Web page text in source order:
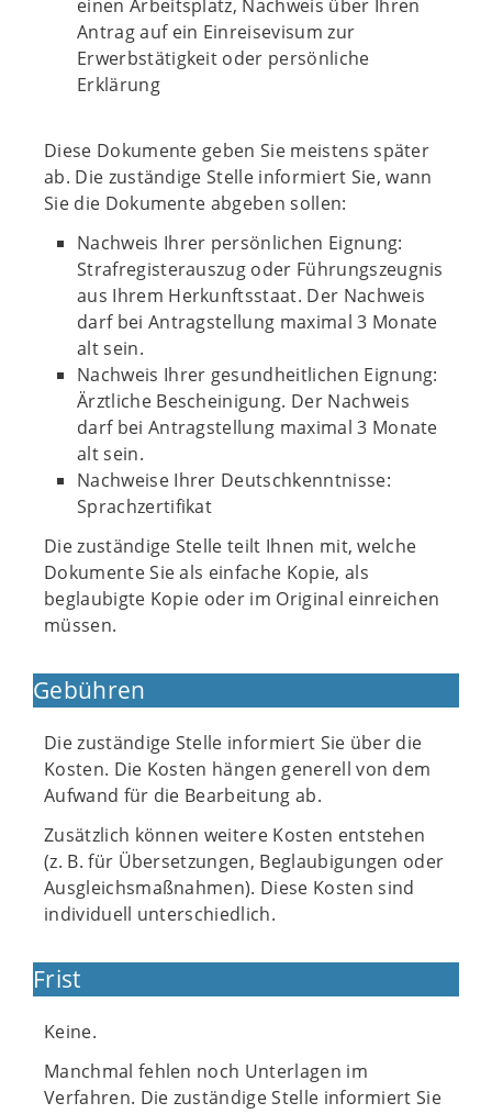
einen Arbeitsplatz, Nachweis über Ihren
Antrag auf ein Einreisevisum zur
Erwerbstätigkeit oder persönliche
Erklärung
Diese Dokumente geben Sie meistens später
ab. Die zuständige Stelle informiert Sie, wann
Sie die Dokumente abgeben sollen:
Nachweis Ihrer persönlichen Eignung:
Strafregisterauszug oder Führungszeugnis
aus Ihrem Herkunftsstaat. Der Nachweis
darf bei Antragstellung maximal 3 Monate
alt sein.
Nachweis Ihrer gesundheitlichen Eignung:
Ärztliche Bescheinigung. Der Nachweis
darf bei Antragstellung maximal 3 Monate
alt sein.
Nachweise Ihrer Deutschkenntnisse:
Sprachzertifikat
Die zuständige Stelle teilt Ihnen mit, welche
Dokumente Sie als einfache Kopie, als
beglaubigte Kopie oder im Original einreichen
müssen.
Gebühren
Die zuständige Stelle informiert Sie über die
Kosten. Die Kosten hängen generell von dem
Aufwand für die Bearbeitung ab.
Zusätzlich können weitere Kosten entstehen
(z. B. für Übersetzungen, Beglaubigungen oder
Ausgleichsmaßnahmen). Diese Kosten sind
individuell unterschiedlich.
Frist
Keine.
Manchmal fehlen noch Unterlagen im
Verfahren. Die zuständige Stelle informiert Sie